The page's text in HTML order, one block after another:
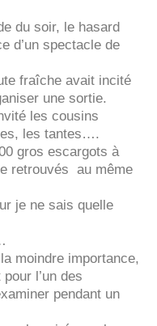
du soir, le hasard
d’un spectacle de
fraîche avait incité
une sortie.
les cousins
les tantes….
gros escargots à
retrouvés au même
je ne sais quelle
moindre importance,
l’un des
pendant un